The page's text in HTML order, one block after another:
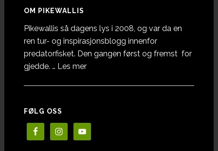
OM PIKEWALLIS
Pikewallis så dagens lys i 2008, og var da en
ren tur- og inspirasjonsblogg innenfor
predatorfisket. Den gangen først og fremst for
gjedde. … Les meromOm
FØLG OSS